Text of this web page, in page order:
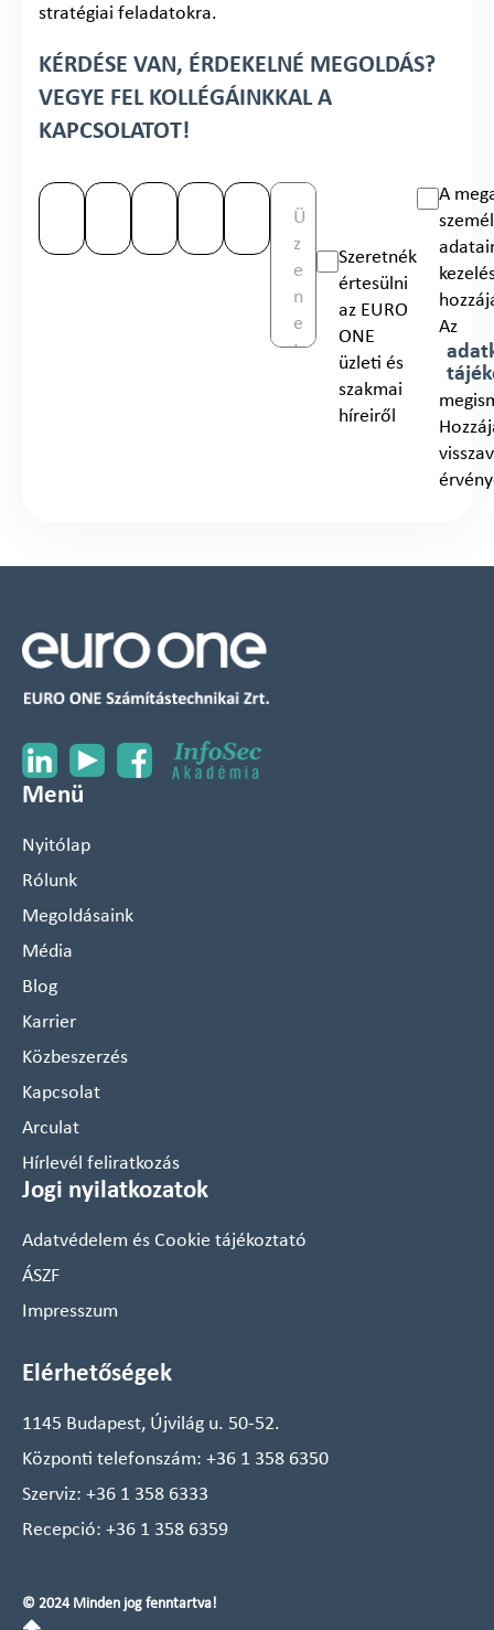
stratégiai feladatokra.
KÉRDÉSE VAN, ÉRDEKELNÉ MEGOLDÁS?
VEGYE FEL KOLLÉGÁINKKAL A
KAPCSOLATOT!
Szeretnék
értesülni
az EURO
ONE
üzleti és
szakmai
híreiről
A
Az
Menü
Nyitólap
Rólunk
Megoldásaink
Média
Blog
Karrier
Közbeszerzés
Kapcsolat
Arculat
Hírlevél feliratkozás
Jogi nyilatkozatok
Adatvédelem és Cookie tájékoztató
ÁSZF
Impresszum
Elérhetőségek
1145 Budapest, Újvilág u. 50-52.
Központi telefonszám: +36 1 358 6350
Szerviz: +36 1 358 6333
Recepció: +36 1 358 6359
© 2024 Minden jog fenntartva!